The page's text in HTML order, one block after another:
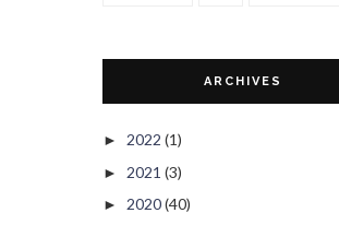
ARCHIVES
► 2022 (1)
► 2021 (3)
► 2020(40)